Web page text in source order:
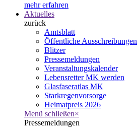
mehr erfahren
Aktuelles
zurück
Amtsblatt
Öffentliche Ausschreibungen
Blitzer
Pressemeldungen
Veranstaltungskalender
Lebensretter MK werden
Glasfaseratlas MK
Starkregenvorsorge
Heimatpreis 2026
Menü schließen×
Pressemeldungen